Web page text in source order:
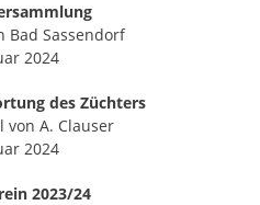
Bad Sassendorf
2024
des Züchters
von A. Clauser
2024
2023/24